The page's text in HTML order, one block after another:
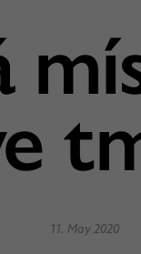
11. May 2020